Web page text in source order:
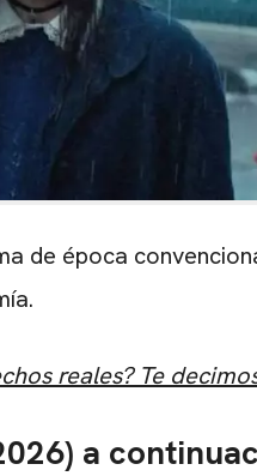
de época
reales? Te
a